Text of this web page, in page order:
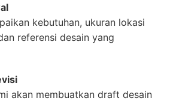
kebutuhan, ukuran lokasi
referensi desain yang
akan membuatkan draft desain